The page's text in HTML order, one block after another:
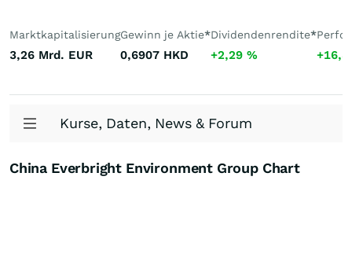
Marktkapitalisierung
3,26 Mrd. EUR
Gewinn je Aktie*
0,6907 HKD
Dividendenrendite*
+2,29 %
Kurse, Daten, News & Forum
China Everbright Environment Group Chart